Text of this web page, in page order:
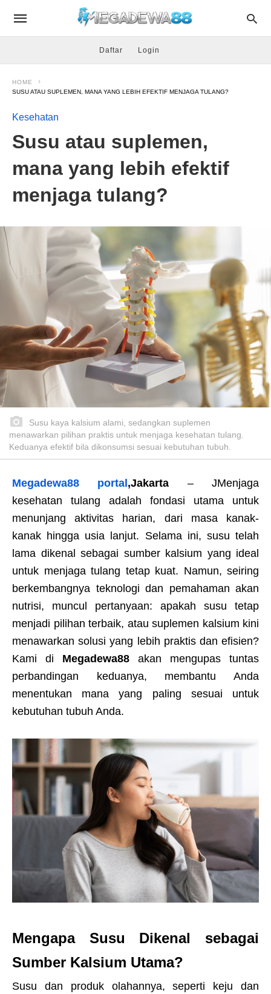
Daftar Login
HOME
SUSU ATAU SUPLEMEN, MANA YANG LEBIH EFEKTIF MENJAGA TULANG?
Kesehatan
Susu atau suplemen,
mana yang lebih efektif
menjaga tulang?
Susu kaya kalsium alami, sedangkan suplemen
menawarkan pilihan praktis untuk menjaga kesehatan tulang.
Keduanya efektif bila dikonsumsi sesuai kebutuhan tubuh.
Megadewa88 portal,Jakarta – JMenjaga
kesehatan tulang adalah fondasi utama untuk
menunjang aktivitas harian, dari masa kanak-
kanak hingga usia lanjut. Selama ini, susu telah
lama dikenal sebagai sumber kalsium yang ideal
untuk menjaga tulang tetap kuat. Namun, seiring
berkembangnya teknologi dan pemahaman akan
nutrisi, muncul pertanyaan: apakah susu tetap
menjadi pilihan terbaik, atau suplemen kalsium kini
menawarkan solusi yang lebih praktis dan efisien?
Kami di Megadewa88 akan mengupas tuntas
perbandingan keduanya, membantu Anda
menentukan mana yang paling sesuai untuk
kebutuhan tubuh Anda.
Mengapa Susu Dikenal sebagai
Sumber Kalsium Utama?
Susu dan produk olahannya, seperti keju dan